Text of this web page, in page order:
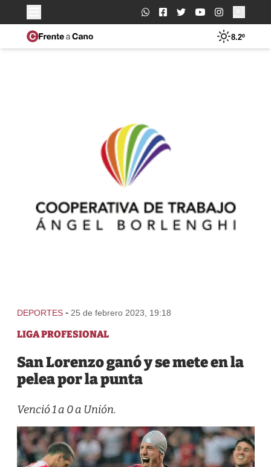
Buscar:
8.2º
DEPORTES - 25 de febrero 2023, 19:18
LIGA PROFESIONAL
San Lorenzo ganó y se mete en la
pelea por la punta
Venció 1 a 0 a Unión.